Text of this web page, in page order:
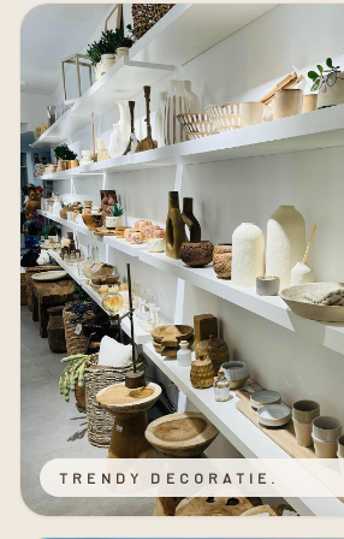
TRENDY DECORATIE.